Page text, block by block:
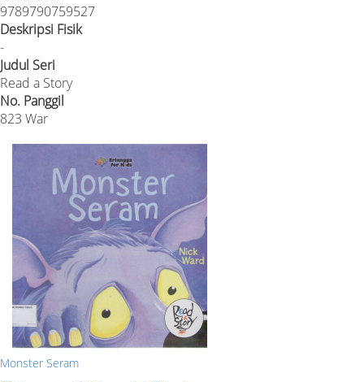
9789790759527
Deskripsi Fisik
-
Judul Seri
Read a Story
No. Panggil
823 War
Monster Seram